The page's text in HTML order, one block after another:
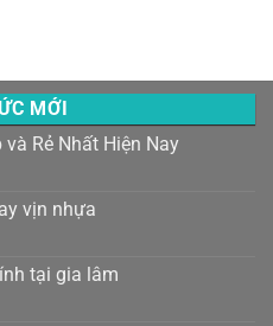
MỚI
Rẻ Nhất Hiện Nay
vịn nhựa
tại gia lâm